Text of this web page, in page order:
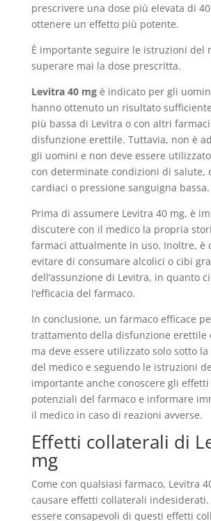
prescrivere una dose più elevata di
ottenere un effetto più potente.
È importante seguire le istruzioni del
superare mai la dose prescritta.
Levitra 40 mgè indicato per gli
hanno ottenuto un risultato
più bassa di Levitra o con altri
disfunzione erettile. Tuttavia, non è
gli uomini e non deve essere
con determinate condizioni di salute,
cardiaci o pressione sanguigna bassa.
Prima di assumere Levitra 40 mg, è
discutere con il medico la propria
farmaci attualmente in uso. Inoltre, è
evitare di consumare alcolici o cibi
dell’assunzione di Levitra, in quanto
l’efficacia del farmaco.
In conclusione, un farmaco efficace
trattamento della disfunzione erettile
ma deve essere utilizzato solo sotto
del medico e seguendo le istruzioni
importante anche conoscere gli
potenziali del farmaco e informare
il medico in caso di reazioni avverse.
Effetti collaterali di
mg
Come con qualsiasi farmaco, Levitra
causare effetti collaterali
essere consapevoli di questi effetti